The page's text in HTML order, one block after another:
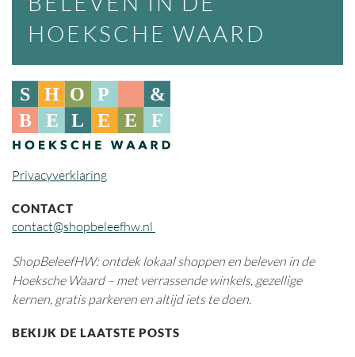
HOEKSCHE WAARD
Privacyverklaring
CONTACT
contact@shopbeleefhw.nl
ShopBeleefHW: ontdek lokaal shoppen en beleven in de
Hoeksche Waard – met verrassende winkels, gezellige
kernen, gratis parkeren en altijd iets te doen.
BEKIJK DE LAATSTE POSTS